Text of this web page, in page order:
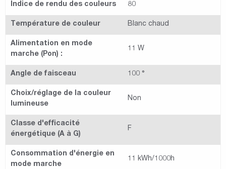
Indice de rendu des couleurs 80
Température de couleur Blanc chaud
Alimentation en mode
marche (Pon) :
11 W
Angle de faisceau 100 °
Choix/réglage de la couleur
lumineuse
Non
Classe d'efficacité
énergétique (A à G)
F
Consommation d'énergie en
mode marche
11 kWh/1000h